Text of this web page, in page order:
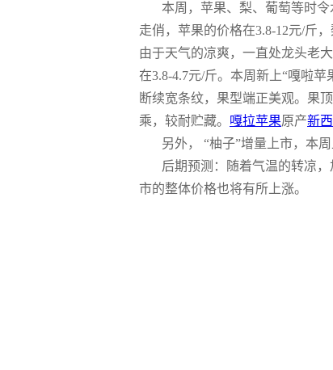
本周，苹果、梨、葡萄等时
走俏，苹果的价格在3.8-12元/斤
由于天气的凉爽，一直处龙头老
在3.8-4.7元/斤。本周新上“嘎啦
断续宽条纹，果型端正美观。果
乘，较耐贮藏。 嘎拉苹果原产新
另外， “柚子”增量上市，本
后期预测：随着气温的转凉
市的整体价格也将有所上涨。
堤口集